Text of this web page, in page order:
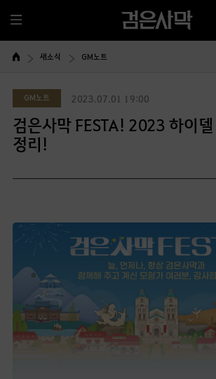
전
체
메
새소식 GM노트
GM노트 2023.07.01 19:00
검은사막 FESTA! 2023 하이
정리!